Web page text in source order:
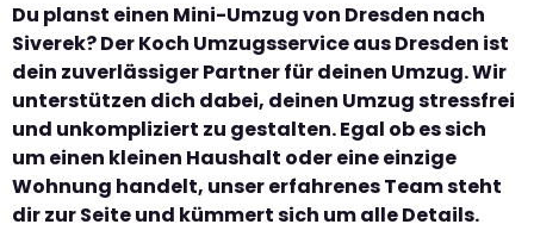
Du planst einen Mini-Umzug von Dresden nach
Siverek? Der Koch Umzugsservice aus Dresden ist
dein zuverlässiger Partner für deinen Umzug. Wir
unterstützen dich dabei, deinen Umzug stressfrei
und unkompliziert zu gestalten. Egal ob es sich
um einen kleinen Haushalt oder eine einzige
Wohnung handelt, unser erfahrenes Team steht
dir zur Seite und kümmert sich um alle Details.